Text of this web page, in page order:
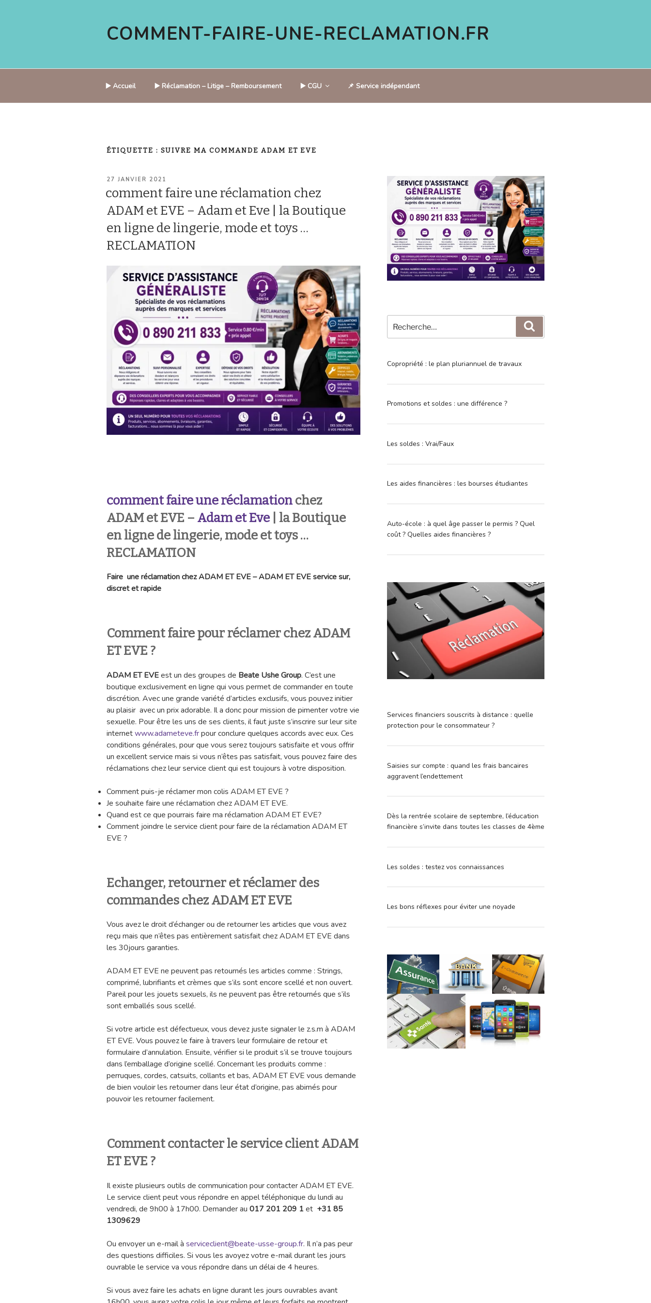
COMMENT-FAIRE-UNE-RECLAMATION.FR
▶️ Accueil ▶️ Réclamation – Litige – Remboursement ▶️ CGU 📌 Service indépendant
ÉTIQUETTE : SUIVRE MA COMMANDE ADAM ET EVE
PUBLIÉ
27 JANVIER 2021
comment faire une réclamation chez
ADAM et EVE – Adam et Eve | la Boutique
en ligne de lingerie, mode et toys …
RECLAMATION
comment faire une réclamationchez
ADAM et EVE – Adam et Eve | la Boutique
en ligne de lingerie, mode et toys …
RECLAMATION
Faire une réclamation chez ADAM ET EVE – ADAM ET EVE service sur,
discret et rapide
Comment faire pour réclamer chez ADAM
ET EVE ?
ADAM ET EVEest un des groupes de Beate Ushe Group. C’est une
boutique exclusivement en ligne qui vous permet de commander en toute
discrétion. Avec une grande variété d’articles exclusifs, vous pouvez initier
au plaisir avec un prix adorable. Il a donc pour mission de pimenter votre vie
sexuelle. Pour être les uns de ses clients, il faut juste s’inscrire sur leur site
internetwww.adameteve.frpour conclure quelques accords avec eux. Ces
conditions générales, pour que vous serez toujours satisfaite et vous offrir
un excellent service mais si vous n’êtes pas satisfait, vous pouvez faire des
réclamations chez leur service client qui est toujours à votre disposition.
Comment puis-je réclamer mon colis ADAM ET EVE ?
Je souhaite faire une réclamation chez ADAM ET EVE.
Quand est ce que pourrais faire ma réclamation ADAM ET EVE?
Comment joindre le service client pour faire de la réclamation ADAM ET
EVE ?
Echanger, retourner et réclamer des
commandes chez ADAM ET EVE
Vous avez le droit d’échanger ou de retourner les articles que vous avez
reçu mais que n’êtes pas entièrement satisfait chez ADAM ET EVE dans
les 30jours garanties.
ADAM ET EVE ne peuvent pas retournés les articles comme : Strings,
comprimé, lubrifiants et crèmes que s’ils sont encore scellé et non ouvert.
Pareil pour les jouets sexuels, ils ne peuvent pas être retournés que s’ils
sont emballés sous scellé.
Si votre article est défectueux, vous devez juste signaler le z.s.m à ADAM
ET EVE. Vous pouvez le faire à travers leur formulaire de retour et
formulaire d’annulation. Ensuite, vérifier si le produit s’il se trouve toujours
dans l’emballage d’origine scellé. Concernant les produits comme :
perruques, cordes, catsuits, collants et bas, ADAM ET EVE vous demande
de bien vouloir les retourner dans leur état d’origine, pas abimés pour
pouvoir les retourner facilement.
Comment contacter le service client ADAM
ET EVE ?
Il existe plusieurs outils de communication pour contacter ADAM ET EVE.
Le service client peut vous répondre en appel téléphonique du lundi au
vendredi, de 9h00 à 17h00. Demander au 017 201 209 1et +31 85
1309629
Ou envoyer un e-mail à serviceclient@beate-usse-group.fr. Il n’a pas peur
des questions difficiles. Si vous les avoyez votre e-mail durant les jours
ouvrable le service va vous répondre dans un délai de 4 heures.
Si vous avez faire les achats en ligne durant les jours ouvrables avant
pour
:
Copropriété : le plan pluriannuel de travaux
Promotions et soldes : une différence ?
Les soldes : Vrai/Faux
Les aides financières : les bourses étudiantes
Auto-école : à quel âge passer le permis ? Quel
coût ? Quelles aides financières ?
Services financiers souscrits à distance : quelle
protection pour le consommateur ?
Saisies sur compte : quand les frais bancaires
aggravent l’endettement
Dès la rentrée scolaire de septembre, l’éducation
financière s’invite dans toutes les classes de 4ème
Les soldes : testez vos connaissances
Les bons réflexes pour éviter une noyade